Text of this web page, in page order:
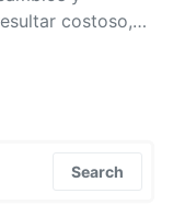
costoso,…
Search